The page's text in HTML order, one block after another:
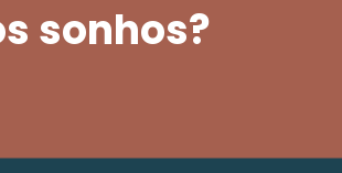
sonhos?